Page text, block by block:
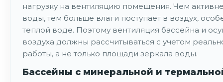
нагрузку на вентиляцию помещения. Чем
воды, тем больше влаги поступает в воздух,
теплой воде. Поэтому вентиляция бассейна и
воздуха должны рассчитываться с учетом
работы, а не только площади зеркала воды.
Бассейны с минеральной и